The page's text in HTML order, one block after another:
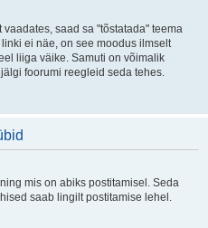
vaadates, saad sa "tõstatada" teema
ei näe, on see moodus ilmselt
liiga väike. Samuti on võimalik
foorumi reegleid seda tehes.
mis on abiks postitamisel. Seda
saab lingilt postitamise lehel.